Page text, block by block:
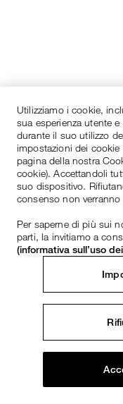
Utilizziamo i cookie,
sua esperienza utente
durante il suo utilizzo
impostazioni dei
pagina della nostra
cookie). Accettandoli
suo dispositivo.
consenso non
Per saperne di più sui
parti, la invitiamo a
(informativa sull’uso